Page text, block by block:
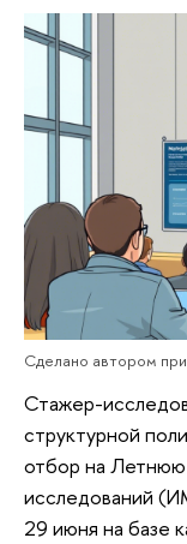
Сделано автором
Стажер-
структурной
отбор на
исследований
29 июня на базе